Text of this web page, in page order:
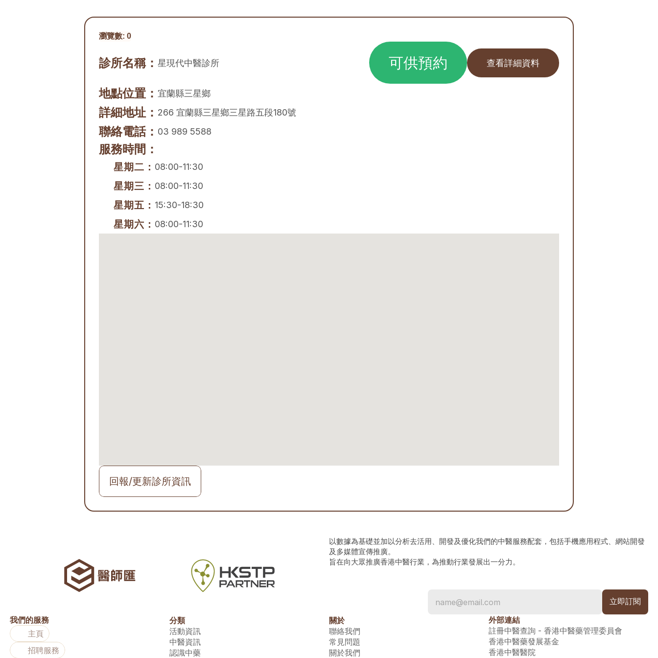
瀏覽數: 0
診所名稱： 星現代中醫診所 可供預約 查看詳細資料
地點位置： 宜蘭縣三星鄉
詳細地址： 266 宜蘭縣三星鄉三星路五段180號
聯絡電話： 03 989 5588
服務時間：
星期二： 08:00-11:30
星期三： 08:00-11:30
星期五： 15:30-18:30
星期六： 08:00-11:30
回報/更新診所資訊
以數據為基礎並加以分析去活用、開發及優化我們的中醫服務配套，包括手機應用程式、網站開發
及多媒體宣傳推廣。
旨在向大眾推廣香港中醫行業，為推動行業發展出一分力。
我們的服務
主頁
招聘服務
分類
活動資訊
中醫資訊
認識中藥
關於
聯絡我們
常見問題
關於我們
外部連結
註冊中醫查詢 - 香港中醫藥管理委員會
香港中醫藥發展基金
香港中醫醫院